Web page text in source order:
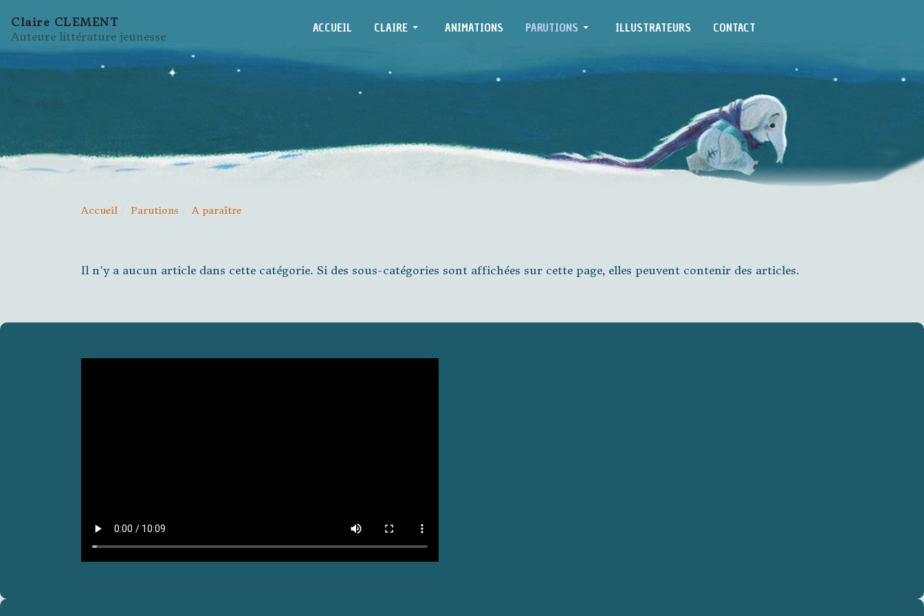
Claire CLEMENT
Auteure littérature jeunesse
ACCUEIL CLAIRE ANIMATIONS PARUTIONS ILLUSTRATEURS CONTACT
Accueil Parutions A paraître
Il n'y a aucun article dans cette catégorie. Si des sous-catégories sont affichées sur cette page, elles peuvent contenir des articles.